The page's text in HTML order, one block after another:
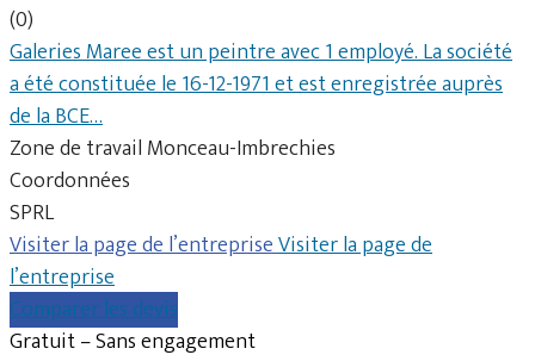
(0)
Galeries Maree est un peintre avec 1 employé. La société
a été constituée le 16-12-1971 et est enregistrée auprès
de la BCE…
Zone de travail Monceau-Imbrechies
Coordonnées
SPRL
Visiter la page de l’entrepriseVisiter la page de
l’entreprise
Comparer les devis
Gratuit – Sans engagement